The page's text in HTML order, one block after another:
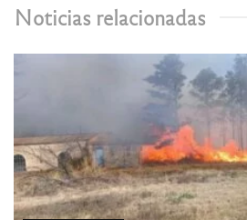
Noticias relacionadas